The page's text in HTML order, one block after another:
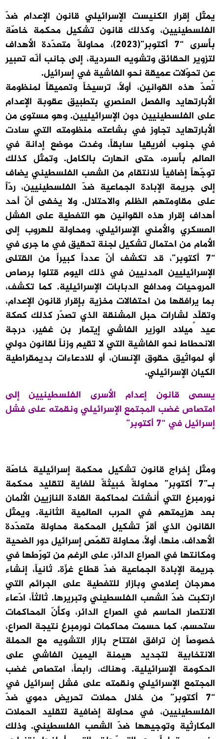
يمثّل إقرار الكنيست الإسرائيلي قانون الإعدام ضدّ
الفلسطينيين، وكذلك قانون تشكيل محكمة خاصّة
بأسرى “7 أكتوبر”(2023)، محاولةً متعدّدة الأهداف
لتزوير الحقائق وتشويه السردية، إلى جانب أنّه تعبير
عن تحوّلات عميقة نحو الفاشية في إسرائيل.
تُعدّ هذه القوانين، أولاً، ترسيخاً وتعميقاً لمنظومة
الأبارتهايد والفصل العنصري بتطبيق عقوبة الإعدام
على الفلسطينيين دون الإسرائيليين. وهو مستوى من
الأبارتهايد تجاوز في بشاعته منظومته التي سادت
في جنوب أفريقيا سابقاً، وغدت موضع إدانة في
العالم بأسره، حتى انهارت بالكامل. وتمثّل كذلك
توجّهاً إضافياً للانتقام من الشعب الفلسطيني يضاف
إلى جريمة الإبادة الجماعية ضدّ الفلسطينيين، ردّاً
على مقاومتهم الظلم والاحتلال. ولا يخفى أنّ أحد
أهداف إقرار هذه القوانين هو التغطية على الفشل
العسكري والأمني الإسرائيلي، ومحاولة للهروب إلى
الأمام من احتمال تشكيل لجنة تحقيق في ما جرى في
“7 أكتوبر”، قد تكشف أنّ عدداً كبيراً من القتلى
الإسرائيليين المدنيين في ذلك اليوم قتلوا برصاص
المروحيات ومدافع الدبابات الإسرائيلية. كما تكشف،
بما يرافقها من احتفالات مخزية بإقرار قانون الإعدام،
وتقلّدٍ لشارات حبل المشنقة الذي تصدّر كذلك كعكة
عيد ميلاد الوزير الفاشي إيتمار بن غفير، درجة
الانحطاط نحو الفاشية التي لا تقيم وزناً لقانون دولي
أو لمواثيق حقوق الإنسان، أو للادعاءات بديمقراطية
الكيان الإسرائيلي.
يسعى قانون إعدام الأسرى الفلسطينيين إلى
امتصاص غضب المجتمع الإسرائيلي ونقمته على فشل
إسرائيل في “7 أكتوبر”
ومثّل إخراج قانون تشكيل محكمة إسرائيلية خاصّة
بـ”7 أكتوبر” محاولةً خبيثةً للغاية لتقليد محكمة
نورمبرغ التي أُنشئت لمحاكمة القادة النازيين الألمان
بعد هزيمتهم في الحرب العالمية الثانية. ويمثّل
القانون الذي أقرّ تشكيل المحكمة محاولة متعدّدة
الأهداف، منها، أولاً، محاولة تقمّص إسرائيل دور الضحية
ومكانتها في الصراع الدائر، على الرغم من تورّطها في
جريمة الإبادة الجماعية ضدّ قطاع غزّة. ثانياً، إنشاء
مهرجان إعلامي وبازار للتغطية على الجرائم التي
ارتكبت ضدّ الشعب الفلسطيني وتبريرها. ثالثاً، ادّعاء
الانتصار الحاسم في الصراع الدائر، وكأنّ المحاكمات
ستحسم، كما حسمت محاكمات نورمبرغ نتيجة الصراع،
خصوصاً إن ترافق افتتاح بازار التشويه مع الحملة
الانتخابية لتجديد هيمنة اليمين الفاشي على
الحكومة الإسرائيلية. وهناك، رابعاً، امتصاص غضب
المجتمع الإسرائيلي ونقمته على فشل إسرائيل في
“7 أكتوبر” من خلال حملات تحريض دموي ضدّ
الفلسطينيين، في محاولة إضافية لتقليد الحملات
المكارثية وتوجيهها ضدّ الشعب الفلسطيني. وذلك